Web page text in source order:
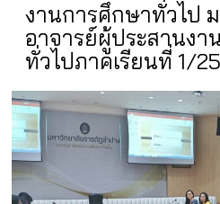
งานการศึกษาทั่วไป
อาจารย์ผู้ประสานงา
ทั่วไปภาคเรียนที่ 1/